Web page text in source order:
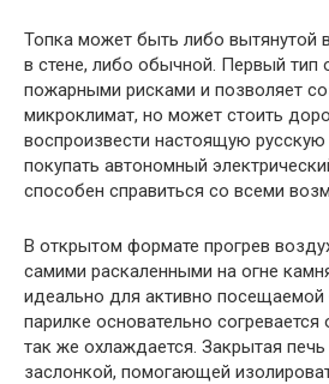
Топка может быть либо вытянутой
в стене, либо обычной. Первый тип
пожарными рисками и позволяет
микроклимат, но может стоить
воспроизвести настоящую русскую
покупать автономный
способен справиться со всеми
В открытом формате прогрев
самими раскаленными на огне
идеально для активно посещаемой
парилке основательно
так же охлаждается. Закрытая
заслонкой, помогающей